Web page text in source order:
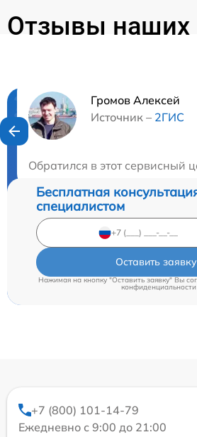
Отзывы наших
Громов Алексей
Источник – 2ГИС
Обратился в этот сервисный
Нужна
Бесплатная
специалистом
Оставить заявку
Нажимая на кнопку "Оставить заявку" Вы
конфиденциальности
+7 (800) 101-14-79
Ежедневно с 9:00 до 21:00